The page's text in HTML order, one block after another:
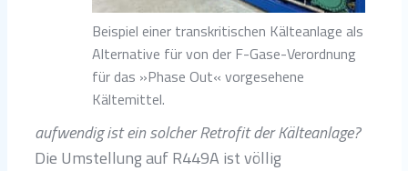
Beispiel einer transkritischen Kälteanlage als
Alternative für von der F-Gase-Verordnung
für das »Phase Out« vorgesehene
Kältemittel.
aufwendig ist ein solcher Retrofit der Kälteanlage?
Die Umstellung auf R449A ist völlig